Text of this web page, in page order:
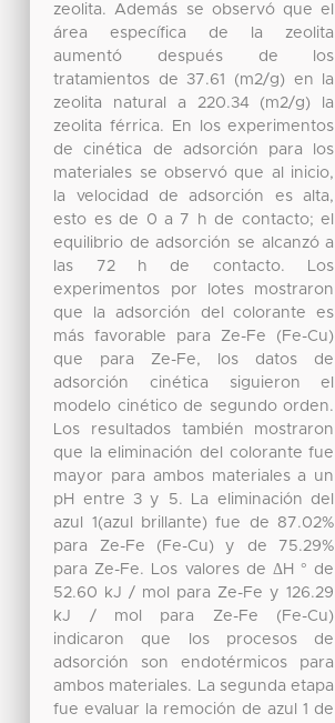
zeolita. Además se observó que el
área específica de la zeolita
aumentó después de los
tratamientos de 37.61 (m2/g) en la
zeolita natural a 220.34 (m2/g) la
zeolita férrica. En los experimentos
de cinética de adsorción para los
materiales se observó que al inicio,
la velocidad de adsorción es alta,
esto es de 0 a 7 h de contacto; el
equilibrio de adsorción se alcanzó a
las 72 h de contacto. Los
experimentos por lotes mostraron
que la adsorción del colorante es
más favorable para Ze-Fe (Fe-Cu)
que para Ze-Fe, los datos de
adsorción cinética siguieron el
modelo cinético de segundo orden.
Los resultados también mostraron
que la eliminación del colorante fue
mayor para ambos materiales a un
pH entre 3 y 5. La eliminación del
azul 1(azul brillante) fue de 87.02%
para Ze-Fe (Fe-Cu) y de 75.29%
para Ze-Fe. Los valores de ΔH ° de
52.60 kJ / mol para Ze-Fe y 126.29
kJ / mol para Ze-Fe (Fe-Cu)
indicaron que los procesos de
adsorción son endotérmicos para
ambos materiales. La segunda etapa
fue evaluar la remoción de azul 1 de